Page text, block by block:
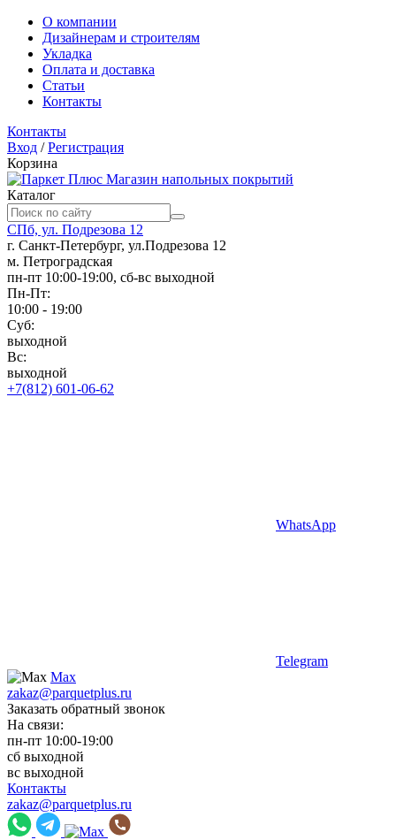
О компании
Дизайнерам и строителям
Укладка
Оплата и доставка
Статьи
Контакты
Контакты
Вход /Регистрация
Корзина
Магазин напольных покрытий
Каталог
СПб, ул. Подрезова 12
г. Санкт-Петербург, ул.Подрезова 12
м. Петроградская
пн-пт 10:00-19:00, сб-вс выходной
Пн-Пт:
10:00 - 19:00
Суб:
выходной
Вс:
выходной
+7(812) 601-06-62
WhatsApp
Telegram
Max
zakaz@parquetplus.ru
Заказать обратный звонок
На связи:
пн-пт 10:00-19:00
сб выходной
вс выходной
Контакты
zakaz@parquetplus.ru